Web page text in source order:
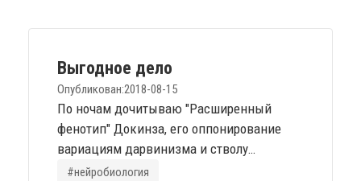
Выгодное дело
Опубликован:2018-08-15
По ночам дочитываю "Расширенный
фенотип" Докинза, его оппонирование
вариациям дарвинизма и стволу
ламаркизма. Напомню, центральный
#нейробиология